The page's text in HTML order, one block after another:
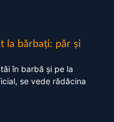
la bărbați: păr și
în barbă și pe la
se vede rădăcina